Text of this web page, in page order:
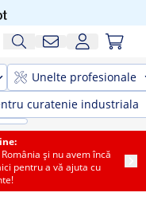
Unelte profesionale
curatenie industriala
și nu avem încă
pentru a vă ajuta cu